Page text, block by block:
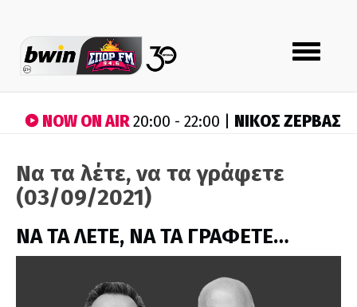
Toggle
navigation
NOW ON AIR20:00 - 22:00 | ΝΙΚΟΣ ΖΕΡΒΑΣ
Να τα λέτε, να τα γράφετε
(03/09/2021)
ΝΑ ΤΑ ΛΕΤΕ, ΝΑ ΤΑ ΓΡΑΦΕΤΕ…